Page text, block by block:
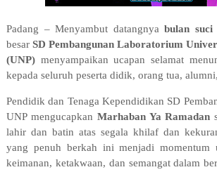
Padang – Menyambut datangnyabulan suci
besar SD Pembangunan Laboratorium
(UNP)menyampaikan ucapan selamat
kepada seluruh peserta didik, orang tua,
Pendidik dan Tenaga Kependidikan SD
UNP mengucapkan Marhaban Ya Ramadan
lahir dan batin atas segala khilaf dan
yang penuh berkah ini menjadi momentum
keimanan, ketakwaan, dan semangat dalam